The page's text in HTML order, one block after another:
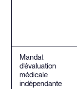
Mandat
d’évaluation
médicale
indépendante